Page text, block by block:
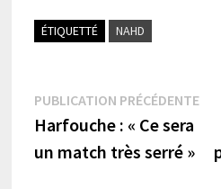
ÉTIQUETTÉ NAHD
Navigation
de
PUBLICATION PRÉCÉDENTE
Harfouche : « Ce sera
un match très serré »